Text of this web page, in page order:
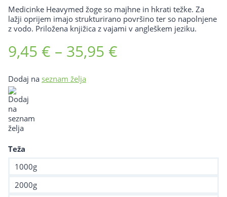
Medicinke Heavymed žoge so majhne in hkrati težke. Za
lažji oprijem imajo strukturirano površino ter so napolnjene
z vodo. Priložena knjižica z vajami v angleškem jeziku.
9,45 € – 35,95 €
Dodaj na seznam želja
Teža
1000g
2000g